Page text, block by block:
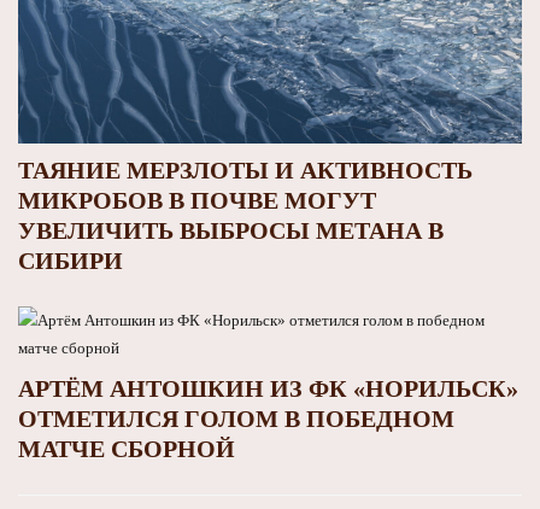
ТАЯНИЕ МЕРЗЛОТЫ И АКТИВНОСТЬ
МИКРОБОВ В ПОЧВЕ МОГУТ
УВЕЛИЧИТЬ ВЫБРОСЫ МЕТАНА В
СИБИРИ
АРТЁМ АНТОШКИН ИЗ ФК «НОРИЛЬСК»
ОТМЕТИЛСЯ ГОЛОМ В ПОБЕДНОМ
МАТЧЕ СБОРНОЙ